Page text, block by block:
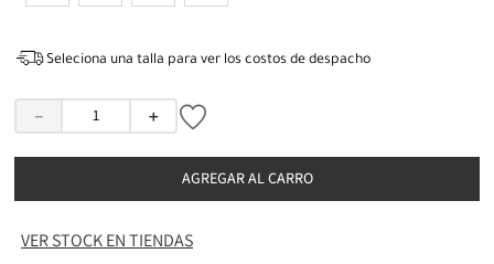
Seleciona una talla para ver los costos de despacho
＋
－
AGREGAR AL CARRO
VER STOCK EN TIENDAS